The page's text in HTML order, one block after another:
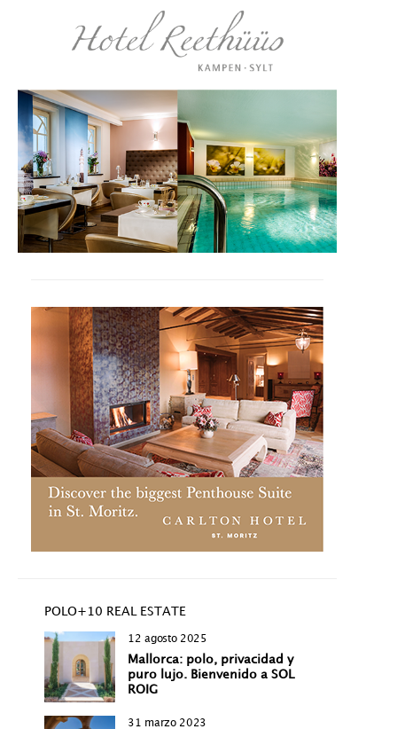
POLO+10 REAL ESTATE
12 agosto 2025
Mallorca: polo, privacidad y
puro lujo. Bienvenido a SOL
ROIG
31 marzo 2023